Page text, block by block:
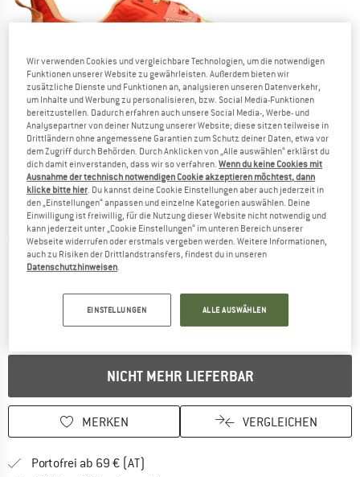
Detailansichten
NICHT MEHR LIEFERBAR
MERKEN VERGLEICHEN
Portofrei ab 69 € (AT)
Wir verwenden Cookies und vergleichbare Technologien, um die notwendigen
Funktionen unserer Website zu gewährleisten. Außerdem bieten wir
zusätzliche Dienste und Funktionen an, analysieren unseren Datenverkehr,
um Inhalte und Werbung zu personalisieren, bzw. Social Media-Funktionen
bereitzustellen. Dadurch erfahren auch unsere Social Media-, Werbe- und
Analysepartner von deiner Nutzung unserer Website; diese sitzen teilweise in
Drittländern ohne angemessene Garantien zum Schutz deiner Daten, etwa vor
dem Zugriff durch Behörden. Durch Anklicken von „Alle auswählen“ erklärst du
dich damit einverstanden, dass wir so verfahren.Wenn du keine Cookies mit
Ausnahme der technisch notwendigen Cookie akzeptieren möchtest, dann
klicke bitte hier. Du kannst deine Cookie Einstellungen aber auch jederzeit in
den „Einstellungen“ anpassen und einzelne Kategorien auswählen. Deine
Einwilligung ist freiwillig, für die Nutzung dieser Website nicht notwendig und
kann jederzeit unter „Cookie Einstellungen“ im unteren Bereich unserer
Webseite widerrufen oder erstmals vergeben werden. Weitere Informationen,
auch zu Risiken der Drittlandstransfers, findest du in unseren
Datenschutzhinweisen.
EINSTELLUNGEN ALLE AUSWÄHLEN